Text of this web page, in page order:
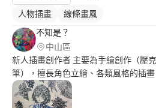
人物插畫
線條畫風
不知是？
中山區
新人插畫創作者 主要為手繪創作（壓克力/油畫/鉛筆/原子筆/代針
筆），擅長角色立繪、各類風格的插畫